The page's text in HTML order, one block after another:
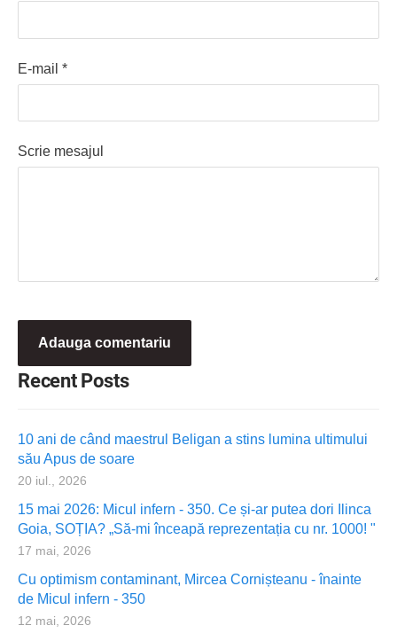
Recent Posts
10 ani de când maestrul Beligan a stins lumina ultimului
său Apus de soare
20 iul., 2026
15 mai 2026: Micul infern - 350. Ce și-ar putea dori Ilinca
Goia, SOȚIA? „Să-mi înceapă reprezentația cu nr. 1000! "
17 mai, 2026
Cu optimism contaminant, Mircea Cornișteanu - înainte
de Micul infern - 350
12 mai, 2026
E-mail *
Scrie mesajul